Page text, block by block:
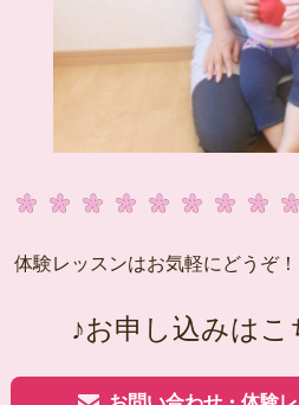
体験レッスンはお気軽にどうぞ！
♪お申し込みはこ